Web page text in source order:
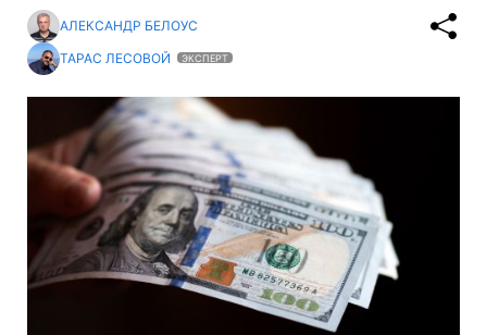
АЛЕКСАНДР БЕЛОУС
ТАРАС ЛЕСОВОЙ
ЭКСПЕРТ